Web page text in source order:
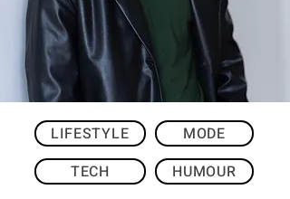
LIFESTYLE
MODE
TECH
HUMOUR